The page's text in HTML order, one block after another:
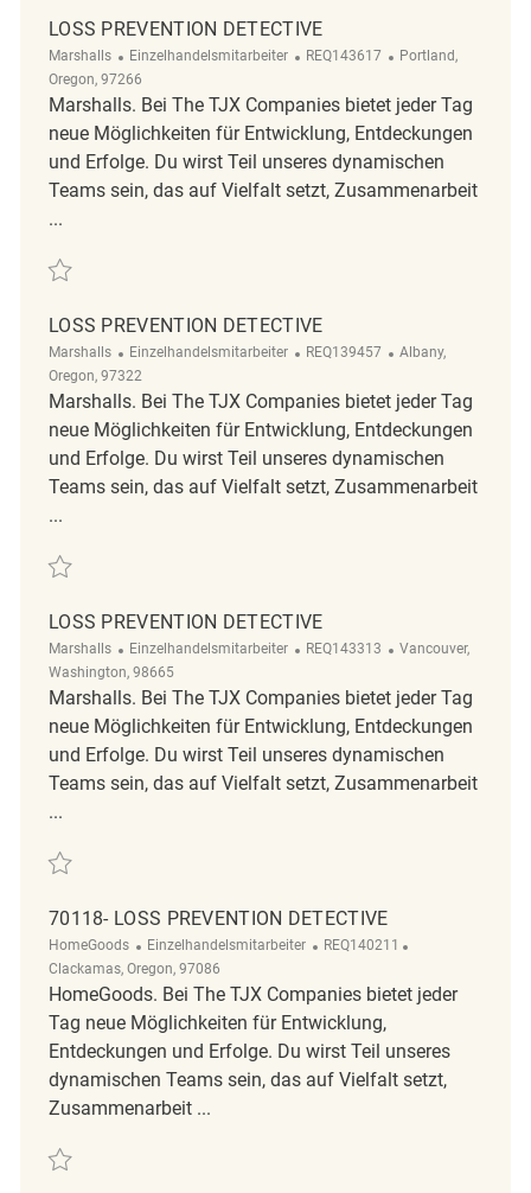
LOSS PREVENTION DETECTIVE
Marshalls Kategorie
Einzelhandelsmitarbeiter ReqId
REQ143617 Ort
Portland,
Oregon, 97266
Marshalls. Bei The TJX Companies bietet jeder Tag
neue Möglichkeiten für Entwicklung, Entdeckungen
und Erfolge. Du wirst Teil unseres dynamischen
Teams sein, das auf Vielfalt setzt, Zusammenarbeit
...
Retten Loss Prevention Detective REQ143617
LOSS PREVENTION DETECTIVE
Marshalls Kategorie
Einzelhandelsmitarbeiter ReqId
REQ139457 Ort
Albany,
Oregon, 97322
Marshalls. Bei The TJX Companies bietet jeder Tag
neue Möglichkeiten für Entwicklung, Entdeckungen
und Erfolge. Du wirst Teil unseres dynamischen
Teams sein, das auf Vielfalt setzt, Zusammenarbeit
...
Retten Loss Prevention Detective REQ139457
LOSS PREVENTION DETECTIVE
Marshalls Kategorie
Einzelhandelsmitarbeiter ReqId
REQ143313 Ort
Vancouver,
Washington, 98665
Marshalls. Bei The TJX Companies bietet jeder Tag
neue Möglichkeiten für Entwicklung, Entdeckungen
und Erfolge. Du wirst Teil unseres dynamischen
Teams sein, das auf Vielfalt setzt, Zusammenarbeit
...
Retten Loss Prevention Detective REQ143313
70118- LOSS PREVENTION DETECTIVE
HomeGoods Kategorie
Einzelhandelsmitarbeiter ReqId
REQ140211
Clackamas, Oregon, 97086
HomeGoods. Bei The TJX Companies bietet jeder
Tag neue Möglichkeiten für Entwicklung,
Entdeckungen und Erfolge. Du wirst Teil unseres
dynamischen Teams sein, das auf Vielfalt setzt,
Zusammenarbeit ...
Retten 70118- Loss Prevention Detective REQ140211